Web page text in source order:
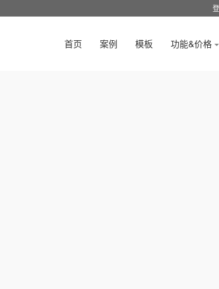
首页 案例 模板 功能&价格